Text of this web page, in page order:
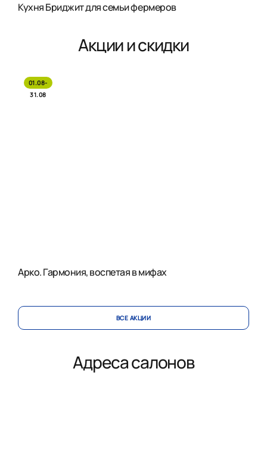
Кухня Бриджит для семьи фермеров
Акции и скидки
01.08-
31.08
Арко. Гармония, воспетая в мифах
ВСЕ АКЦИИ
Адреса салонов